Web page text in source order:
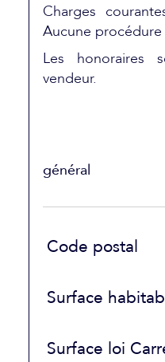
Charges
Aucune procédure
Les honoraires
vendeur.
général
Code postal
Surface
Surface loi